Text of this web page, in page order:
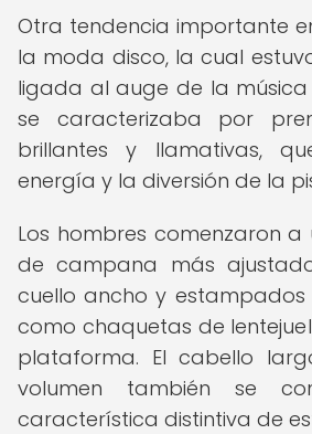
Otra tendencia importante
la moda disco, la cual
ligada al auge de la música
se caracterizaba por
brillantes y llamativas,
energía y la diversión de la
Los hombres comenzaron
de campana más
cuello ancho y estampados
como chaquetas de
plataforma. El cabello
volumen también se
característica distintiva de